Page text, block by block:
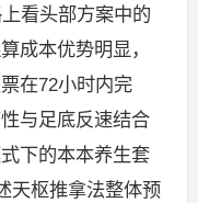
看头部方案中的
成本优势明显，
在72小时内完
与足底反速结合
下的本本养生套
枢推拿法整体预